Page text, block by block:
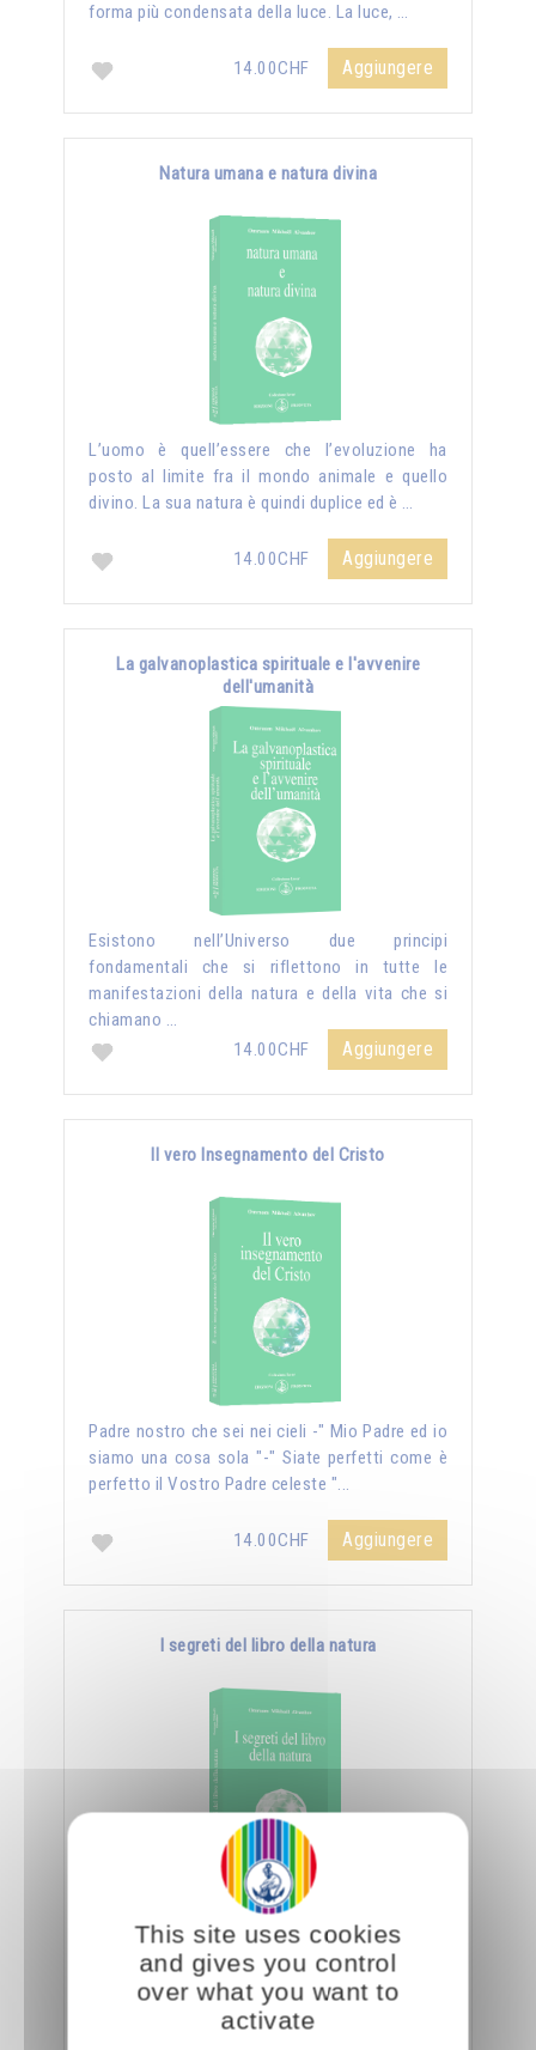
forma più condensata della luce. La luce, …
14.00CHF Aggiungere
Natura umana e natura divina
L’uomo è quell’essere che l’evoluzione ha
posto al limite fra il mondo animale e quello
divino. La sua natura è quindi duplice ed è …
14.00CHF Aggiungere
La galvanoplastica spirituale e l'avvenire
dell'umanità
Esistono nell’Universo due principi
fondamentali che si riflettono in tutte le
manifestazioni della natura e della vita che si
chiamano …
14.00CHF
Aggiungere
Il vero Insegnamento del Cristo
Padre nostro che sei nei cieli -" Mio Padre ed io
siamo una cosa sola "-" Siate perfetti come è
perfetto il Vostro Padre celeste "...
14.00CHF Aggiungere
I segreti del libro della natura
Nella Scienza Iniziatica leggere vuole dire
essere capaci di decifrare l’aspetto sottile e
nascosto delle creature e degli oggetti, nonché
14.00CHF
This site uses cookies
and gives you control
over what you want to
activate